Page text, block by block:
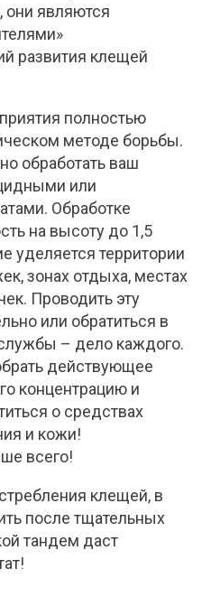
они являются
развития клещей
полностью
методе борьбы.
обработать ваш
или
Обработке
на высоту до 1,5
уделяется территории
зонах отдыха, местах
Проводить эту
или обратиться в
– дело каждого.
действующее
концентрацию и
о средствах
и кожи!
всего!
клещей, в
после тщательных
тандем даст